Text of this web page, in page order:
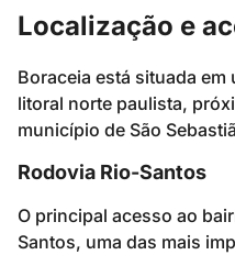
Localização e
Boraceia está situada em
litoral norte paulista,
município de São
Rodovia Rio-Santos
O principal acesso ao
Santos, uma das mais